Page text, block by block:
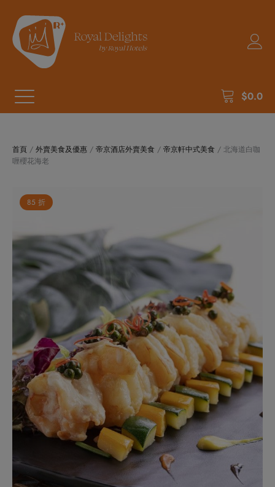
$0.0
首頁 / 外賣美食及優惠 / 帝京酒店外賣美食 / 帝京軒中式美食 / 北海道白咖
喱櫻花海老
85 折